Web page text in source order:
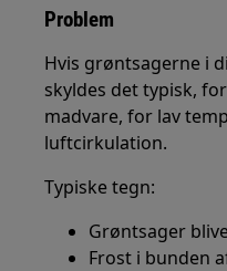
Problem
Hvis grøntsagerne i
skyldes det typisk,
madvare, for lav
luftcirkulation.
Typiske tegn:
Grøntsager
Frost i bunden